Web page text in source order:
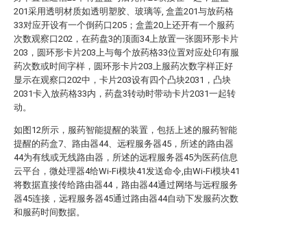
201采用透明材质如透明塑胶、玻璃等, 盒盖201与放药格
33对应开设有一个倒药口205；盒盖20上还开有一个服药
次数观察口202，在药盘3的顶面34上放置一张圆环形卡片
203，圆环形卡片203上与每个放药格33位置对应处印有服
药次数或时间字样，圆环形卡片203上服药次数字样正好
显示在观察口202中，卡片203设有四个凸块2031，凸块
2031卡入放药格33内，药盘3转动时带动卡片2031一起转
动。
如图12所示，服药智能提醒的装置，包括上述的服药智能
提醒的药盒7、路由器44、远程服务器45，所述的路由器
44为有线或无线路由器，所述的远程服务器45为医药信息
云平台，微处理器4给Wi-Fi模块41发送命令,由Wi-Fi模块41
将数据直接传给路由器44，路由器44通过网络与远程服务
器45连接，远程服务器45通过路由器44自动下发服药次数
和服药时间数据。